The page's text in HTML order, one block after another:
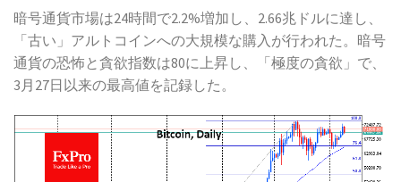
暗号通貨市場は24時間で2.2%増加し、2.66兆ドルに達し、
「古い」アルトコインへの大規模な購入が行われた。暗号
通貨の恐怖と貪欲指数は80に上昇し、「極度の貪欲」で、
3月27日以来の最高値を記録した。